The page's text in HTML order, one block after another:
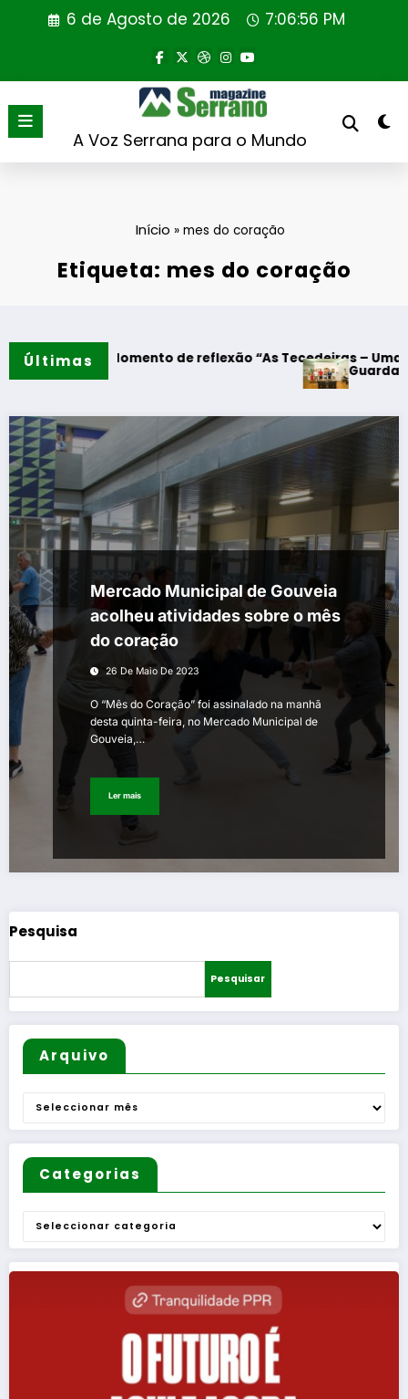
6 de Agosto de 2026 7:06:57 PM
A Voz Serrana para o Mundo
Início » mes do coração
Etiqueta: mes do coração
Últimas
– Momento de reflexão “As Tecedeiras – Uma Questão
Guarda –
Mercado Municipal de Gouveia
acolheu atividades sobre o mês
do coração
26 De Maio De 2023
O “Mês do Coração” foi assinalado na manhã
desta quinta-feira, no Mercado Municipal de
Gouveia,…
Ler mais
Pesquisa
Pesquisar
Arquivo
Arquivo
Categorias
Categorias